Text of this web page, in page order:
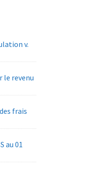
v.
le revenu
frais
au 01